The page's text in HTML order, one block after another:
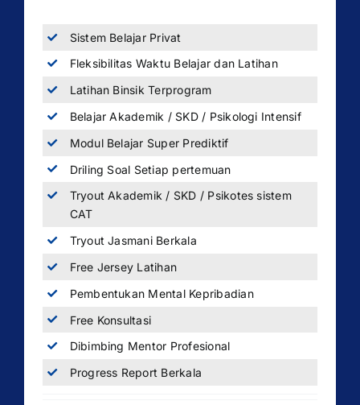
Sistem Belajar Privat
Fleksibilitas Waktu Belajar dan Latihan
Latihan Binsik Terprogram
Belajar Akademik / SKD / Psikologi Intensif
Modul Belajar Super Prediktif
Driling Soal Setiap pertemuan
Tryout Akademik / SKD / Psikotes sistem
CAT
Tryout Jasmani Berkala
Free Jersey Latihan
Pembentukan Mental Kepribadian
Free Konsultasi
Dibimbing Mentor Profesional
Progress Report Berkala